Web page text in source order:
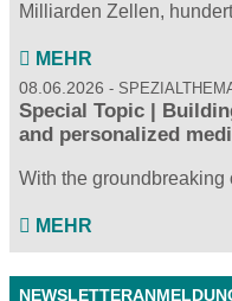
Milliarden Zellen,
MEHR
08.06.2026
Special Topic |
and personalized
With the
MEHR